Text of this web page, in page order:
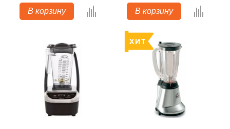
В корзину
В корзину